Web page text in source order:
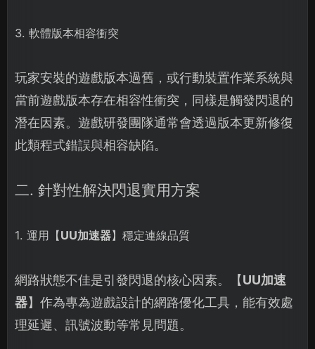
3. 軟體版本相容衝突
玩家安裝的遊戲版本過舊，或行動裝置作業系統與
當前遊戲版本存在相容性衝突，同樣是觸發閃退的
潛在因素。遊戲研發團隊通常會透過版本更新修復
此類程式錯誤與相容缺陷。
二. 針對性解決閃退實用方案
1. 運用【UU加速器】穩定連線品質
網路狀態不佳是引發閃退的核心因素。【UU加速
器】作為專為遊戲設計的網路優化工具，能有效處
理延遲、訊號波動等常見問題。